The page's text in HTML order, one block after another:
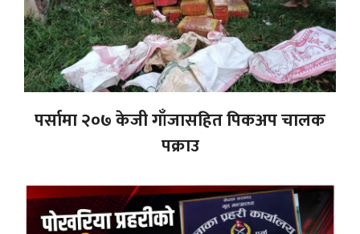
पर्सामा २०७ केजी गाँजासहित पिकअप चालक
पक्राउ